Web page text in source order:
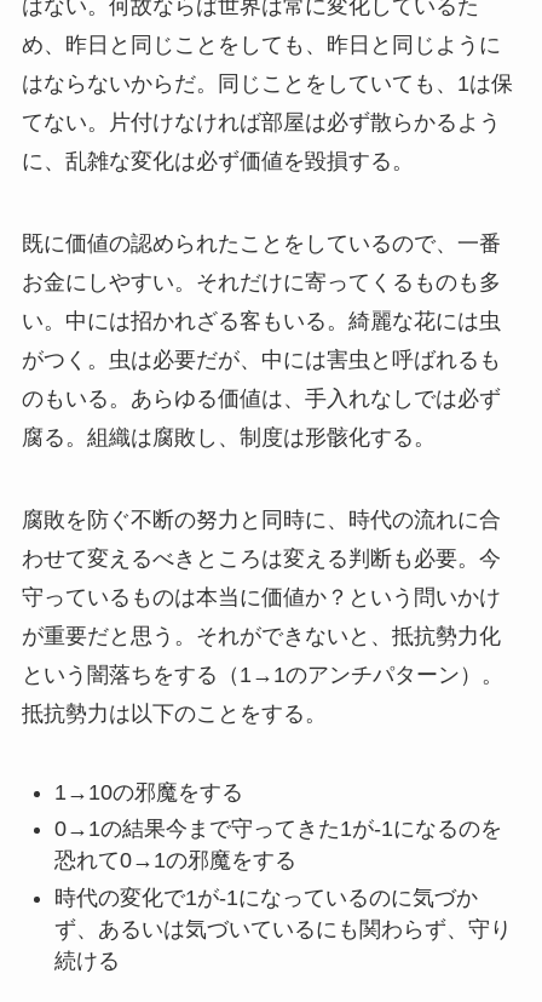
はない。何故ならば世界は常に変化しているた
め、昨日と同じことをしても、昨日と同じように
はならないからだ。同じことをしていても、1は保
てない。片付けなければ部屋は必ず散らかるよう
に、乱雑な変化は必ず価値を毀損する。
既に価値の認められたことをしているので、一番
お金にしやすい。それだけに寄ってくるものも多
い。中には招かれざる客もいる。綺麗な花には虫
がつく。虫は必要だが、中には害虫と呼ばれるも
のもいる。あらゆる価値は、手入れなしでは必ず
腐る。組織は腐敗し、制度は形骸化する。
腐敗を防ぐ不断の努力と同時に、時代の流れに合
わせて変えるべきところは変える判断も必要。今
守っているものは本当に価値か？という問いかけ
が重要だと思う。それができないと、抵抗勢力化
という闇落ちをする（1→1のアンチパターン）。
抵抗勢力は以下のことをする。
1→10の邪魔をする
0→1の結果今まで守ってきた1が-1になるのを
恐れて0→1の邪魔をする
時代の変化で1が-1になっているのに気づか
ず、あるいは気づいているにも関わらず、守り
続ける